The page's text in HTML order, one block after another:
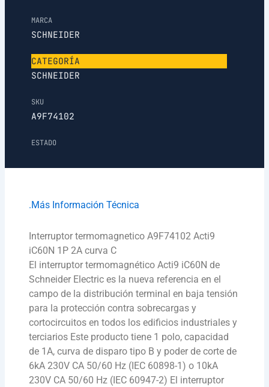
MARCA
SCHNEIDER
CATEGORÍA
SCHNEIDER
SKU
A9F74102
ESTADO
.Más Información Técnica
Interruptor termomagnetico A9F74102 Acti9
iC60N 1P 2A curva C
El interruptor termomagnético Acti9 iC60N de
Schneider Electric es la nueva referencia en el
campo de la distribución terminal en baja tensión
para la protección contra sobrecargas y
cortocircuitos en todos los edificios industriales y
terciarios Este producto tiene 1 polo, capacidad
de 1A, curva de disparo tipo B y poder de corte de
6kA 230V CA 50/60 Hz (IEC 60898-1) o 10kA
230V CA 50/60 Hz (IEC 60947-2) El interruptor